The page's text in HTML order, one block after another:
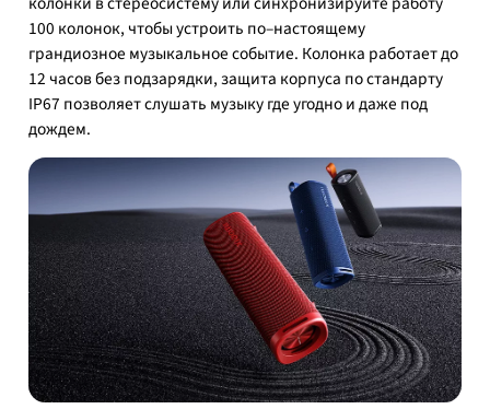
100 колонок, чтобы устроить по–настоящему
грандиозное музыкальное событие. Колонка работает до
12 часов без подзарядки, защита корпуса по стандарту
IP67 позволяет слушать музыку где угодно и даже под
дождем.